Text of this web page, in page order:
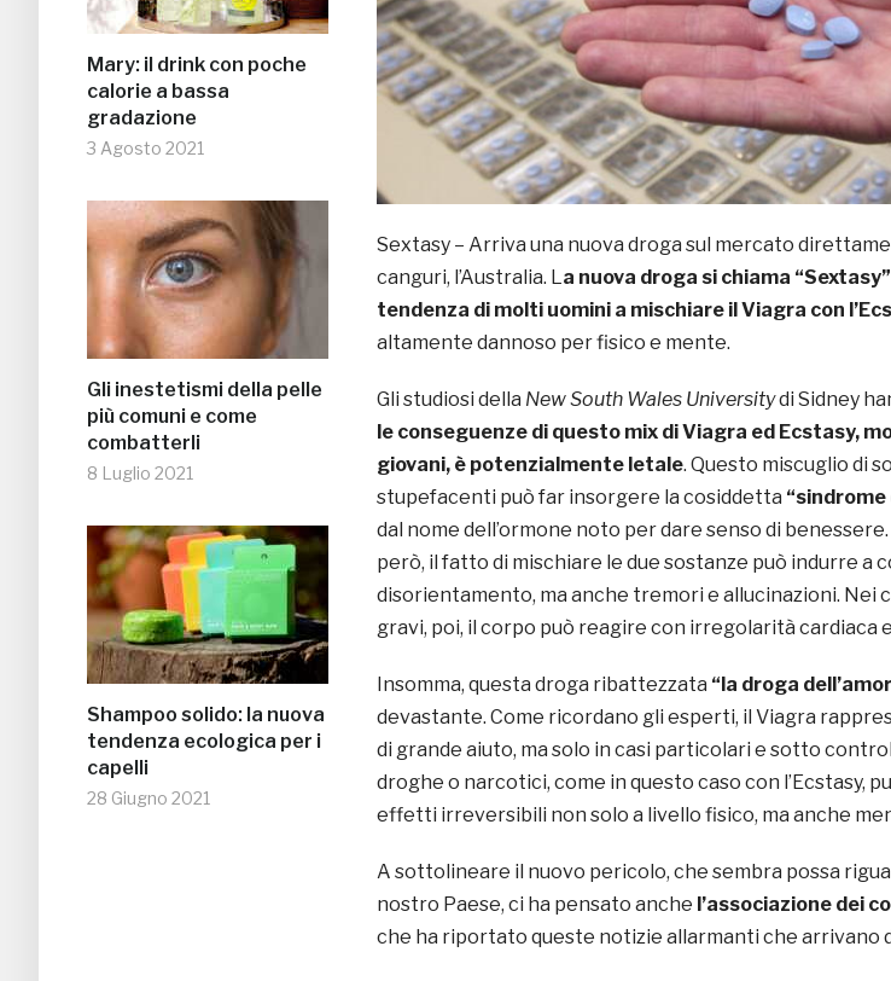
Mary: il drink con poche
calorie a bassa
gradazione
3 Agosto 2021
Gli inestetismi della pelle
più comuni e come
combatterli
8 Luglio 2021
Shampoo solido: la nuova
tendenza ecologica per i
capelli
28 Giugno 2021
Sextasy – Arriva una nuova droga sul mercato
canguri, l’Australia. La nuova droga si chiama
tendenza di molti uomini a mischiare il Viagra con
altamente dannoso per fisico e mente.
Gli studiosi della New South Wales Universitydi Sidney
le conseguenze di questo mix di Viagra ed Ecstasy,
giovani, è potenzialmente letale. Questo miscuglio di
stupefacenti può far insorgere la cosiddetta
dal nome dell’ormone noto per dare senso di
però, il fatto di mischiare le due sostanze può indurre a
disorientamento, ma anche tremori e allucinazioni. Nei
gravi, poi, il corpo può reagire con irregolarità cardiaca
Insomma, questa droga ribattezzata “la droga
devastante. Come ricordano gli esperti, il Viagra
di grande aiuto, ma solo in casi particolari e sotto
droghe o narcotici, come in questo caso con l’Ecstasy,
effetti irreversibili non solo a livello fisico, ma anche
A sottolineare il nuovo pericolo, che sembra possa
nostro Paese, ci ha pensato anche l’associazione dei
che ha riportato queste notizie allarmanti che arrivano